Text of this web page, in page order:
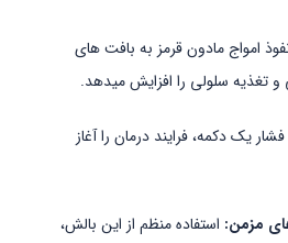
امواج مادون قرمز به بافت های
تغذیه سلولی را افزایش میدهد.
فشار یک دکمه، فرایند درمان را آغاز
مزمن: استفاده منظم از این بالش،